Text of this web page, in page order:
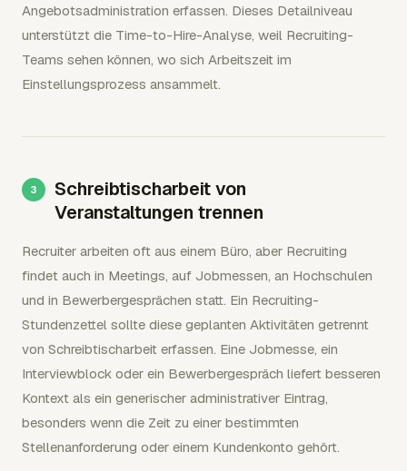
Angebotsadministration erfassen. Dieses Detailniveau
unterstützt die Time-to-Hire-Analyse, weil Recruiting-
Teams sehen können, wo sich Arbeitszeit im
Einstellungsprozess ansammelt.
Schreibtischarbeit von
Veranstaltungen trennen
Recruiter arbeiten oft aus einem Büro, aber Recruiting
findet auch in Meetings, auf Jobmessen, an Hochschulen
und in Bewerbergesprächen statt. Ein Recruiting-
Stundenzettel sollte diese geplanten Aktivitäten getrennt
von Schreibtischarbeit erfassen. Eine Jobmesse, ein
Interviewblock oder ein Bewerbergespräch liefert besseren
Kontext als ein generischer administrativer Eintrag,
besonders wenn die Zeit zu einer bestimmten
Stellenanforderung oder einem Kundenkonto gehört.